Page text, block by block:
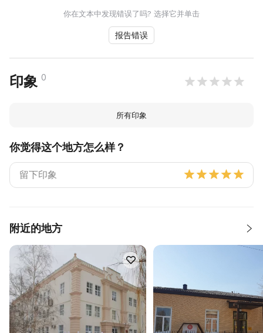
你在文本中发现错误了吗? 选择它并单击
报告错误
印象 0
所有印象
你觉得这个地方怎么样？
附近的地方